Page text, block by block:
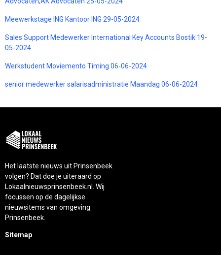
Meewerkstage ING Kantoor ING 29-05-2024
Sales Support Medewerker International Key Accounts Bostik 19-
05-2024
Werkstudent Moviemento Timing 06-06-2024
senior medewerker salarisadministratie Maandag 06-06-2024
Het laatste nieuws uit Prinsenbeek
volgen? Dat doe je uiteraard op
Lokaalnieuwsprinsenbeek.nl. Wij
focussen op de dagelijkse
nieuwsitems van omgeving
Prinsenbeek.
Sitemap